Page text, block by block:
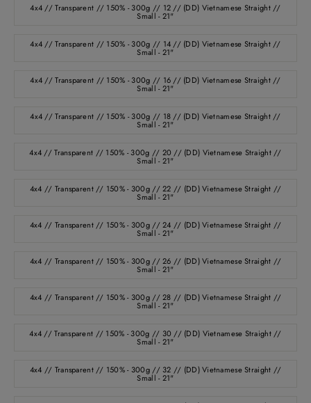
4x4 // Transparent // 150% - 300g // 12 // (DD) Vietnamese Straight //
Small - 21"
4x4 // Transparent // 150% - 300g // 14 // (DD) Vietnamese Straight //
Small - 21"
4x4 // Transparent // 150% - 300g // 16 // (DD) Vietnamese Straight //
Small - 21"
4x4 // Transparent // 150% - 300g // 18 // (DD) Vietnamese Straight //
Small - 21"
4x4 // Transparent // 150% - 300g // 20 // (DD) Vietnamese Straight //
Small - 21"
4x4 // Transparent // 150% - 300g // 22 // (DD) Vietnamese Straight //
Small - 21"
4x4 // Transparent // 150% - 300g // 24 // (DD) Vietnamese Straight //
Small - 21"
4x4 // Transparent // 150% - 300g // 26 // (DD) Vietnamese Straight //
Small - 21"
4x4 // Transparent // 150% - 300g // 28 // (DD) Vietnamese Straight //
Small - 21"
4x4 // Transparent // 150% - 300g // 30 // (DD) Vietnamese Straight //
Small - 21"
4x4 // Transparent // 150% - 300g // 32 // (DD) Vietnamese Straight //
Small - 21"